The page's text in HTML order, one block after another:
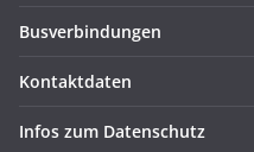
Busverbindungen
Kontaktdaten
Infos zum Datenschutz